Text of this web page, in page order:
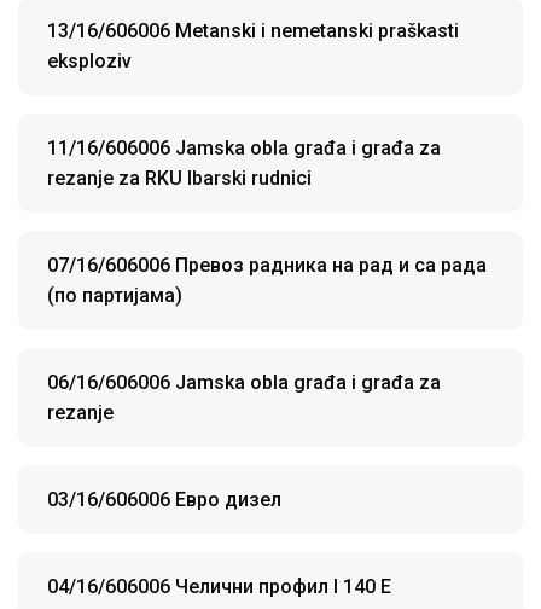
13/16/606006 Metanski i nemetanski praškasti
eksploziv
11/16/606006 Jamska obla građa i građa za
rezanje za RKU Ibarski rudnici
07/16/606006 Превоз радника на рад и са рада
(по партијама)
06/16/606006 Jamska obla građa i građa za
rezanje
03/16/606006 Евро дизел
04/16/606006 Челични профил I 140 E